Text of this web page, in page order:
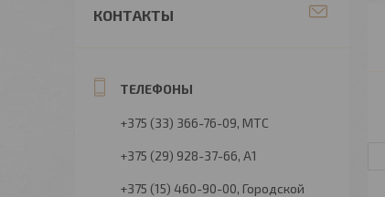
КОНТАКТЫ
+375 (33) 366-76-09 МТС
+375 (29) 928-37-66 А1
+375 (15) 460-90-00 Городской